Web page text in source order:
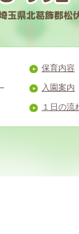
保育内容
入園案内
１日の流